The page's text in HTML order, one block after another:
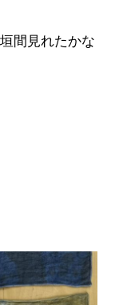
間見れたかな